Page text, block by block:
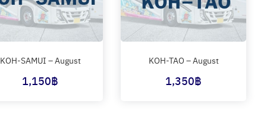
KOH-SAMUI – August
1,150฿
KOH-TAO – August
1,350฿